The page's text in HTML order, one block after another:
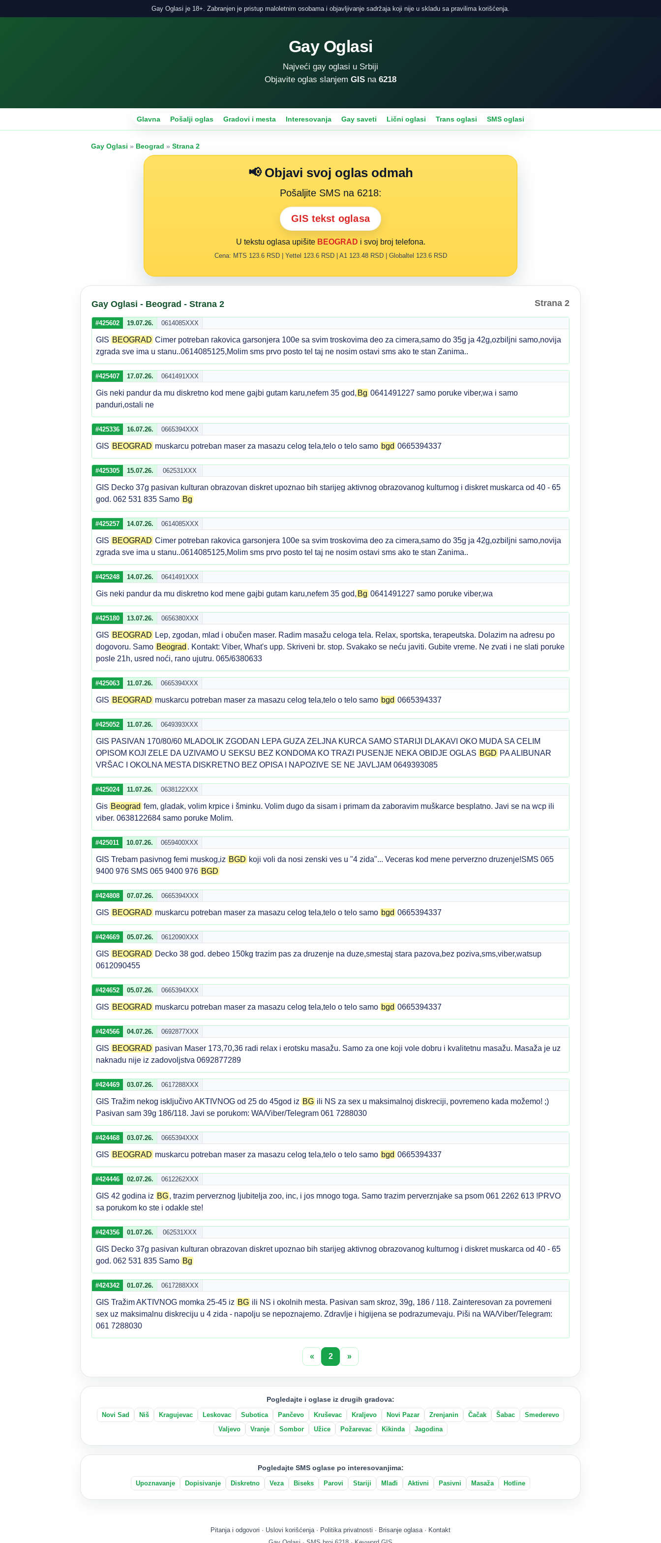
Gay Oglasi je 18+. Zabranjen je pristup maloletnim osobama i objavljivanje sadržaja koji nije u skladu sa pravilima korišćenja.
Gay Oglasi
Najveći gay oglasi u Srbiji
Objavite oglas slanjem GIS na 6218
Glavna Pošalji oglas Gradovi i mesta Interesovanja Gay saveti Lični oglasi Trans oglasi SMS oglasi
Gay Oglasi » Beograd » Strana 2
📢 Objavi svoj oglas odmah
Pošaljite SMS na 6218:
GIS tekst oglasa
U tekstu oglasa upišite BEOGRAD i svoj broj telefona.
Cena: MTS 123.6 RSD | Yettel 123.6 RSD | A1 123.48 RSD | Globaltel 123.6 RSD
Gay Oglasi - Beograd - Strana 2 Strana 2
#425602 19.07.26. 0614085XXX
GIS BEOGRAD Cimer potreban rakovica garsonjera 100e sa svim troskovima deo za cimera,samo do 35g ja 42g,ozbiljni samo,novija
zgrada sve ima u stanu..0614085125,Molim sms prvo posto tel taj ne nosim ostavi sms ako te stan Zanima..
#425407 17.07.26. 0641491XXX
Gis neki pandur da mu diskretno kod mene gajbi gutam karu,nefem 35 god, Bg 0641491227 samo poruke viber,wa i samo
panduri,ostali ne
#425336 16.07.26. 0665394XXX
GIS BEOGRAD muskarcu potreban maser za masazu celog tela,telo o telo samo bgd 0665394337
#425305 15.07.26. 062531XXX
GIS Decko 37g pasivan kulturan obrazovan diskret upoznao bih starijeg aktivnog obrazovanog kulturnog i diskret muskarca od 40 - 65
god. 062 531 835 Samo Bg
#425257 14.07.26. 0614085XXX
GIS BEOGRAD Cimer potreban rakovica garsonjera 100e sa svim troskovima deo za cimera,samo do 35g ja 42g,ozbiljni samo,novija
zgrada sve ima u stanu..0614085125,Molim sms prvo posto tel taj ne nosim ostavi sms ako te stan Zanima..
#425248 14.07.26. 0641491XXX
Gis neki pandur da mu diskretno kod mene gajbi gutam karu,nefem 35 god, Bg 0641491227 samo poruke viber,wa
#425180 13.07.26. 0656380XXX
GIS BEOGRAD Lep, zgodan, mlad i obučen maser. Radim masažu celoga tela. Relax, sportska, terapeutska. Dolazim na adresu po
dogovoru. Samo Beograd . Kontakt: Viber, What's upp. Skriveni br. stop. Svakako se neću javiti. Gubite vreme. Ne zvati i ne slati poruke
posle 21h, usred noći, rano ujutru. 065/6380633
#425063 11.07.26. 0665394XXX
GIS BEOGRAD muskarcu potreban maser za masazu celog tela,telo o telo samo bgd 0665394337
#425052 11.07.26. 0649393XXX
GIS PASIVAN 170/80/60 MLADOLIK ZGODAN LEPA GUZA ZELJNA KURCA SAMO STARIJI DLAKAVI OKO MUDA SA CELIM
OPISOM KOJI ZELE DA UZIVAMO U SEKSU BEZ KONDOMA KO TRAZI PUSENJE NEKA OBIDJE OGLAS BGD PA ALIBUNAR
VRŠAC I OKOLNA MESTA DISKRETNO BEZ OPISA I NAPOZIVE SE NE JAVLJAM 0649393085
#425024 11.07.26. 0638122XXX
Gis Beograd fem, gladak, volim krpice i šminku. Volim dugo da sisam i primam da zaboravim muškarce besplatno. Javi se na wcp ili
viber. 0638122684 samo poruke Molim.
#425011 10.07.26. 0659400XXX
GIS Trebam pasivnog femi muskog,iz BGD koji voli da nosi zenski ves u "4 zida"... Veceras kod mene perverzno druzenje!SMS 065
9400 976 SMS 065 9400 976 BGD
#424808 07.07.26. 0665394XXX
GIS BEOGRAD muskarcu potreban maser za masazu celog tela,telo o telo samo bgd 0665394337
#424669 05.07.26. 0612090XXX
GIS BEOGRAD Decko 38 god. debeo 150kg trazim pas za druzenje na duze,smestaj stara pazova,bez poziva,sms,viber,watsup
0612090455
#424652 05.07.26. 0665394XXX
GIS BEOGRAD muskarcu potreban maser za masazu celog tela,telo o telo samo bgd 0665394337
#424566 04.07.26. 0692877XXX
GIS BEOGRAD pasivan Maser 173,70,36 radi relax i erotsku masažu. Samo za one koji vole dobru i kvalitetnu masažu. Masaža je uz
naknadu nije iz zadovoljstva 0692877289
#424469 03.07.26. 0617288XXX
GIS Tražim nekog isključivo AKTIVNOG od 25 do 45god iz BG ili NS za sex u maksimalnoj diskreciji, povremeno kada možemo! ;)
Pasivan sam 39g 186/118. Javi se porukom: WA/Viber/Telegram 061 7288030
#424468 03.07.26. 0665394XXX
GIS BEOGRAD muskarcu potreban maser za masazu celog tela,telo o telo samo bgd 0665394337
#424446 02.07.26. 0612262XXX
GIS 42 godina iz BG, trazim perverznog ljubitelja zoo, inc, i jos mnogo toga. Samo trazim perverznjake sa psom 061 2262 613 !PRVO
sa porukom ko ste i odakle ste!
#424356 01.07.26. 062531XXX
GIS Decko 37g pasivan kulturan obrazovan diskret upoznao bih starijeg aktivnog obrazovanog kulturnog i diskret muskarca od 40 - 65
god. 062 531 835 Samo Bg
#424342 01.07.26. 0617288XXX
GIS Tražim AKTIVNOG momka 25-45 iz BG ili NS i okolnih mesta. Pasivan sam skroz, 39g, 186 / 118. Zainteresovan za povremeni
sex uz maksimalnu diskreciju u 4 zida - napolju se nepoznajemo. Zdravlje i higijena se podrazumevaju. Piši na WA/Viber/Telegram:
061 7288030
« 2 »
Pogledajte i oglase iz drugih gradova:
Novi Sad Niš Kragujevac Leskovac Subotica Pančevo Kruševac Kraljevo Novi Pazar Zrenjanin Čačak Šabac
Smederevo
Valjevo
Vranje Sombor Užice Požarevac Kikinda Jagodina
Pogledajte SMS oglase po interesovanjima:
Upoznavanje Dopisivanje Diskretno Veza Biseks Parovi Stariji Mlađi Aktivni Pasivni Masaža Hotline
Pitanja i odgovori · Uslovi korišćenja· Politika privatnosti · Brisanje oglasa· Kontakt